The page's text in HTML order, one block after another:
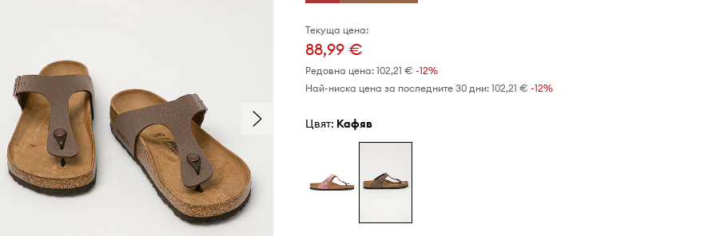
Текуща цена:
88,99 €
Редовна цена: 102,21 € -12%
Най-ниска цена за последните 30 дни: 102,21 € -12%
Цвят: кафяв